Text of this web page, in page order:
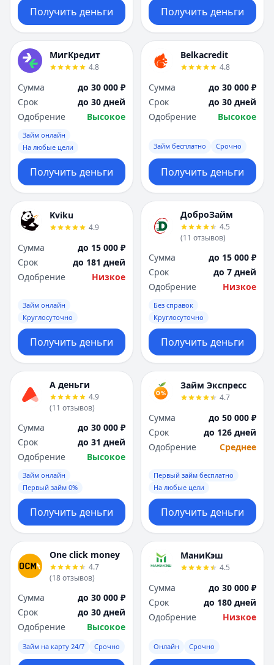
Получить деньги Получить деньги
МигКредит
4.8
Сумма
до 30 000 ₽
Срок
до 30 дней
Одобрение
Высокое
Займ онлайн
На любые цели
Получить деньги
Belkacredit
4.8
Сумма
до 30 000 ₽
Срок
до 30 дней
Одобрение
Высокое
Займ бесплатно Срочно
Получить деньги
Kviku
4.9
Сумма
до 15 000 ₽
Срок
до 181 дней
Одобрение
Низкое
Займ онлайн
Круглосуточно
Получить деньги
ДоброЗайм
4.5
(11 отзывов)
Сумма
до 15 000 ₽
Срок
до 7 дней
Одобрение
Низкое
Без справок
Круглосуточно
Получить деньги
А деньги
4.9
(11 отзывов)
Сумма
до 30 000 ₽
Срок
до 31 дней
Одобрение
Высокое
Займ онлайн
Первый займ 0%
Получить деньги
Займ Экспресс
4.7
Сумма
до 50 000 ₽
Срок
до 126 дней
Одобрение
Среднее
Первый займ бесплатно
На любые цели
Получить деньги
One click money
4.7
(18отзывов)
Сумма
до 30 000 ₽
Срок
до 30 дней
Одобрение
Высокое
Займ на карту 24/7 Срочно
МаниКэш
4.5
Сумма
до 30 000 ₽
Срок
до 180 дней
Одобрение
Низкое
Онлайн Срочно